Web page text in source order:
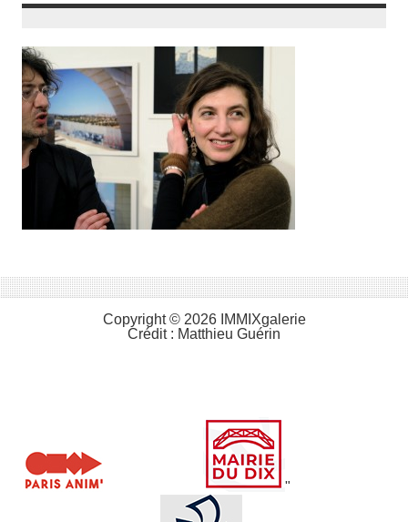
Copyright © 2026 IMMIXgalerie
Crédit : Matthieu Guérin
"